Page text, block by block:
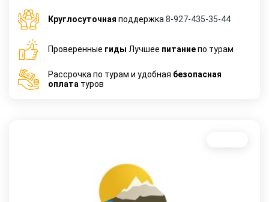
Круглосуточная поддержка 8-927-435-35-44
Проверенные гиды Лучшее питаниепо турам
Рассрочка по турам и удобная безопасная
оплата туров